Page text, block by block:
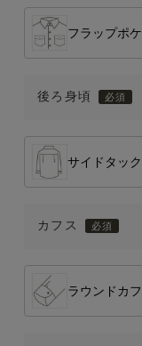
フラップポ
後ろ身頃
サイドタック
カフス
ラウンドカ